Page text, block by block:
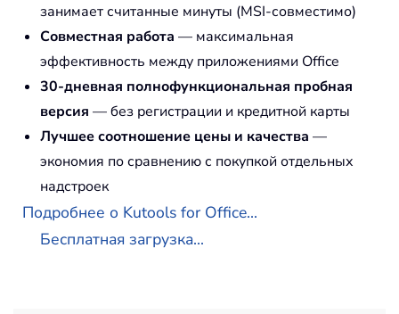
занимает считанные минуты (MSI-совместимо)
Совместная работа — максимальная
эффективность между приложениями Office
30-дневная полнофункциональная пробная
версия — без регистрации и кредитной карты
Лучшее соотношение цены и качества —
экономия по сравнению с покупкой отдельных
надстроек
Подробнее о Kutools for Office...
Бесплатная загрузка...